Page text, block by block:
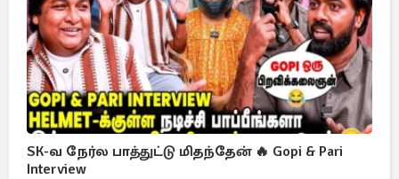
SK-வ நேர்ல பாத்துட்டு மிதந்தேன் 🔥 Gopi & Pari
Interview